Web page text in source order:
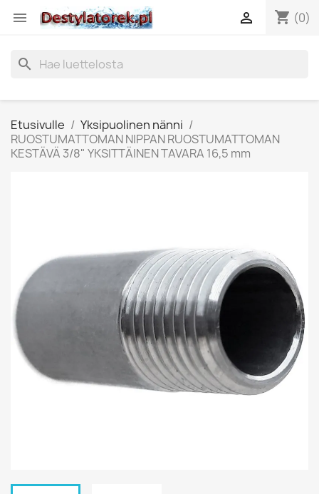
 shopping_cart (0)

search
Etusivulle
Yksipuolinen nänni
RUOSTUMATTOMAN NIPPAN RUOSTUMATTOMAN
KESTÄVÄ 3/8" YKSITTÄINEN TAVARA 16,5 mm